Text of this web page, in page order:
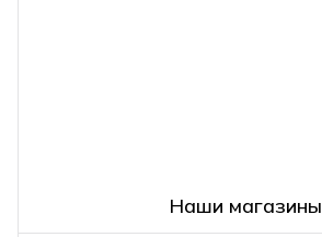
Наши магазины